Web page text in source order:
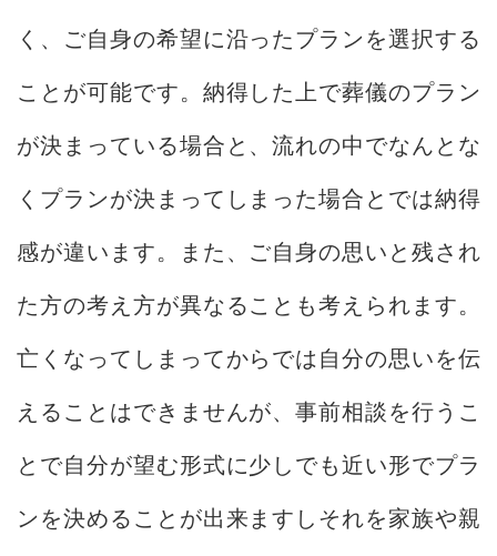
く、ご自身の希望に沿ったプランを選択する
ことが可能です。納得した上で葬儀のプラン
が決まっている場合と、流れの中でなんとな
くプランが決まってしまった場合とでは納得
感が違います。また、ご自身の思いと残され
た方の考え方が異なることも考えられます。
亡くなってしまってからでは自分の思いを伝
えることはできませんが、事前相談を行うこ
とで自分が望む形式に少しでも近い形でプラ
ンを決めることが出来ますしそれを家族や親